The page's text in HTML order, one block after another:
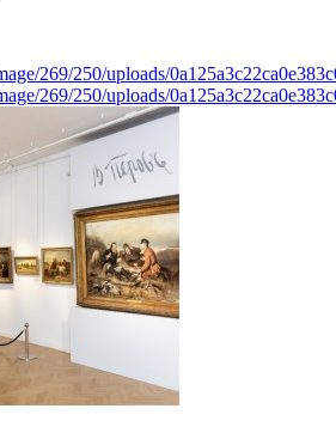
269/250/uploads/
269/250/uploads/